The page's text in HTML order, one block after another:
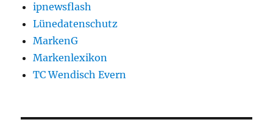
ipnewsflash
Lünedatenschutz
MarkenG
Markenlexikon
TC Wendisch Evern